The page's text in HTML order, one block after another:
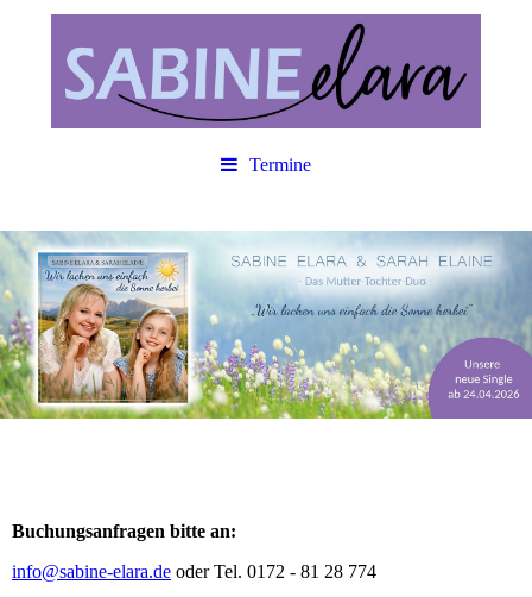
Termine
Buchungsanfragen bitte an:
info@sabine-elara.de oder Tel. 0172 - 81 28 774